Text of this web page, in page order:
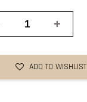
+
ADD TO WISHLIST